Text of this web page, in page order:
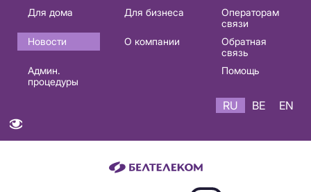
Основная
навигация
RU
Для дома Для бизнеса
Операторам
связи
Новости
О компании
Обратная
связь
Админ.
процедуры
Помощь
RU BE EN